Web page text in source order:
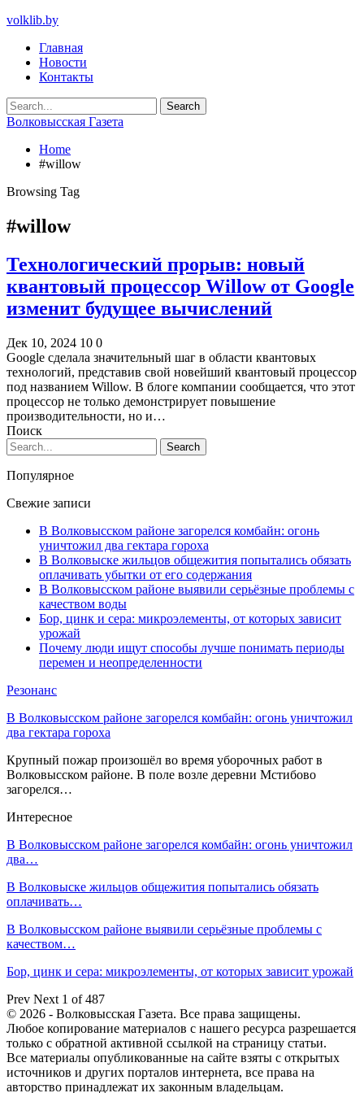
volklib.by
Главная
Новости
Контакты
Волковысская Газета
Home
#willow
Browsing Tag
#willow
Технологический прорыв: новый
квантовый процессор Willow от Google
изменит будущее вычислений
Дек 10, 2024 10 0
Google сделала значительный шаг в области квантовых
технологий, представив свой новейший квантовый процессор
под названием Willow. В блоге компании сообщается, что этот
процессор не только демонстрирует повышение
производительности, но и…
Поиск
Популярное
Свежие записи
В Волковысском районе загорелся комбайн: огонь
уничтожил два гектара гороха
В Волковыске жильцов общежития попытались обязать
оплачивать убытки от его содержания
В Волковысском районе выявили серьёзные проблемы с
качеством воды
Бор, цинк и сера: микроэлементы, от которых зависит
урожай
Почему люди ищут способы лучше понимать периоды
перемен и неопределенности
Резонанс
В Волковысском районе загорелся комбайн: огонь уничтожил
два гектара гороха
Крупный пожар произошёл во время уборочных работ в
Волковысском районе. В поле возле деревни Мстибово
загорелся…
Интересное
В Волковысском районе загорелся комбайн: огонь уничтожил
два…
В Волковыске жильцов общежития попытались обязать
оплачивать…
В Волковысском районе выявили серьёзные проблемы с
качеством…
Бор, цинк и сера: микроэлементы, от которых зависит урожай
Prev Next 1 of 487
© 2026 - Волковысская Газета. Все права защищены.
Любое копирование материалов с нашего ресурса разрешается
только с обратной активной ссылкой на страницу статьи.
Все материалы опубликованные на сайте взяты с открытых
источников и других порталов интернета, все права на
авторство принадлежат их законным владельцам.